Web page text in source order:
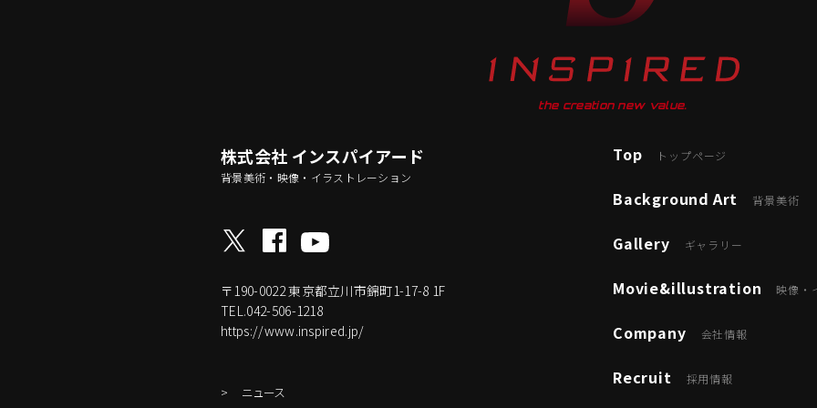
the creation new value.
株式会社 インスパイアード
背景美術・映像・イラストレーション
Top トップページ
Background Art 背景美術
Gallery ギャラリー
Movie&illustration 映像・
Company 会社情報
Recruit 採用情報
〒190-0022東京都立川市錦町1-17-8 1F
TEL.042-506-1218
https://www.inspired.jp/
ニュース